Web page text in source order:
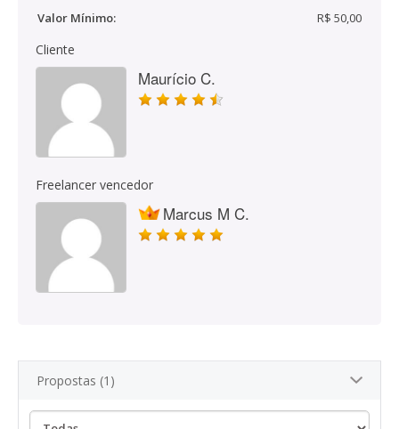
Valor Mínimo:
R$ 50,00
Cliente
Maurício C.
Freelancer vencedor
Marcus M C.
Propostas (1)